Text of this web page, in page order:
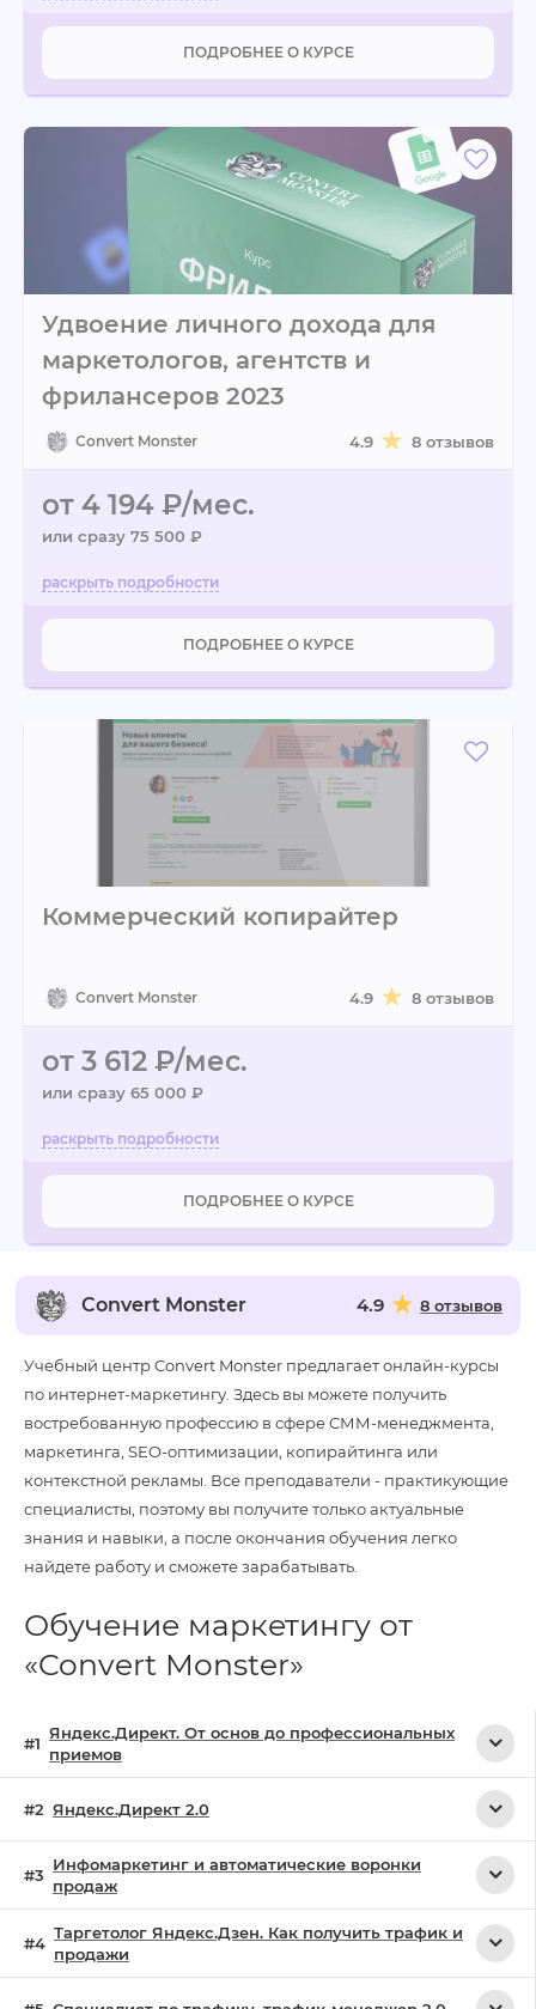
ПОДРОБНЕЕ О КУРСЕ
Удвоение личного дохода для
маркетологов, агентств и
фрилансеров 2023
Convert Monster 4.9 8 отзывов
от 4 194 ₽/мес.
или сразу 75 500 ₽
ПОДРОБНЕЕ О КУРСЕ
Коммерческий копирайтер
Convert Monster 4.9 8 отзывов
от 3 612 ₽/мес.
или сразу 65 000 ₽
ПОДРОБНЕЕ О КУРСЕ
Convert Monster 4.9 8 отзывов
Учебный центр Convert Monster предлагает онлайн-курсы
по интернет-маркетингу. Здесь вы можете получить
востребованную профессию в сфере СММ-менеджмента,
маркетинга, SEO-оптимизации, копирайтинга или
контекстной рекламы. Все преподаватели - практикующие
специалисты, поэтому вы получите только актуальные
знания и навыки, а после окончания обучения легко
найдете работу и сможете зарабатывать.
Обучение маркетингу от
«Convert Monster»
Яндекс.Директ. От основ до профессиональных
приемов
Яндекс.Директ 2.0
Инфомаркетинг и автоматические воронки
продаж
Таргетолог Яндекс.Дзен. Как получить трафик и
продажи